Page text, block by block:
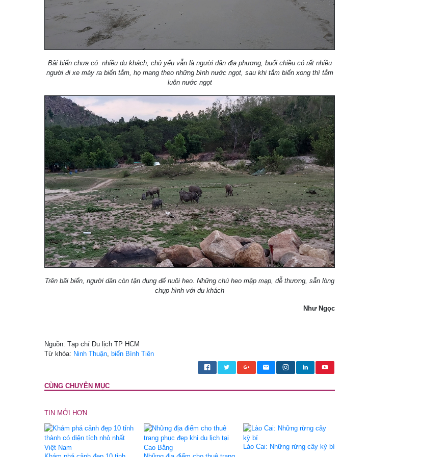
Bãi biển chưa có nhiều du khách, chủ yếu vẫn là người dân địa phương, buổi chiều có rất nhiều
người đi xe máy ra biển tắm, họ mang theo những bình nước ngọt, sau khi tắm biển xong thì tắm
luôn nước ngọt
Trên bãi biển, người dân còn tận dụng để nuôi heo. Những chú heo mập mạp, dễ thương, sẵn lòng
chụp hình với du khách
Như Ngọc
Nguồn: Tạp chí Du lịch TP HCM
Từ khóa: Ninh Thuận, biển Bình Tiên
CÙNG CHUYÊN MỤC
TIN MỚI HƠN
Lào Cai: Những rừng cây kỳ bí